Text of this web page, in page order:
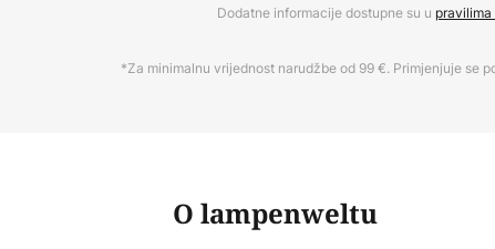
Dodatne informacije dostupne su u
*Za minimalnu vrijednost narudžbe od 99 €. Primjenjuje se
O lampenweltu